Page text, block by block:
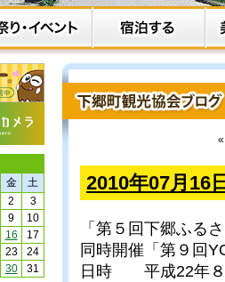
2010年07月16
「第５回下郷ふる
同時開催「第９回
日時 平成22年８
金
土
2
3
9
10
16
17
23
24
30
31